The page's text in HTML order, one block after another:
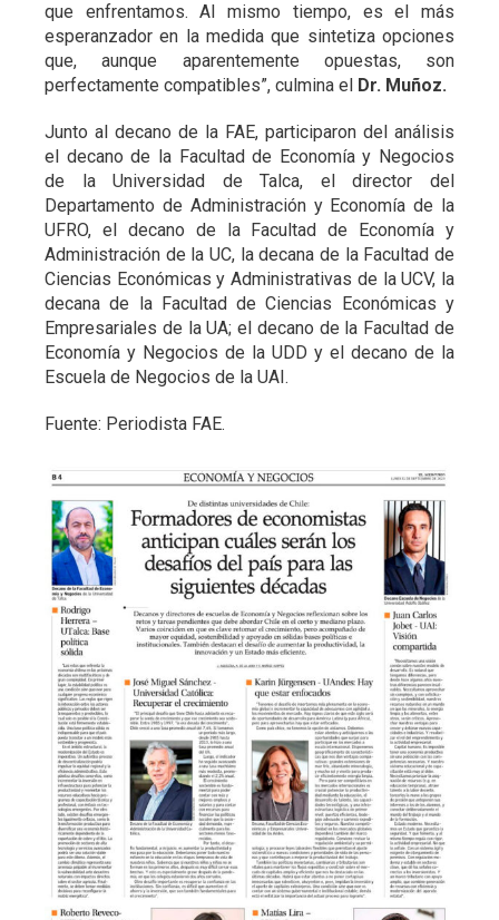
que enfrentamos. Al mismo tiempo, es el más
esperanzador en la medida que sintetiza opciones
que, aunque aparentemente opuestas, son
perfectamente compatibles”, culmina el
Dr. Muñoz.
Junto al decano de la FAE, participaron del análisis
el decano de la Facultad de Economía y Negocios
de la Universidad de Talca, el director del
Departamento de Administración y Economía de la
UFRO, el decano de la Facultad de Economía y
Administración de la UC, la decana de la Facultad de
Ciencias Económicas y Administrativas de la UCV, la
decana de la Facultad de Ciencias Económicas y
Empresariales de la UA; el decano de la Facultad de
Economía y Negocios de la UDD y el decano de la
Escuela de Negocios de la UAI.
Fuente: Periodista FAE.